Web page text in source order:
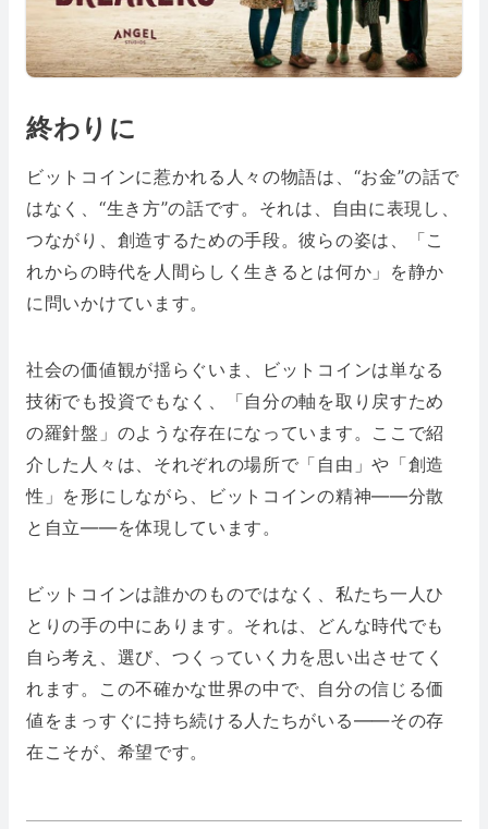
終わりに
ビットコインに惹かれる人々の物語は、“お金”の話で
はなく、“生き方”の話です。それは、自由に表現し、
つながり、創造するための手段。彼らの姿は、「こ
れからの時代を人間らしく生きるとは何か」を静か
に問いかけています。
社会の価値観が揺らぐいま、ビットコインは単なる
技術でも投資でもなく、「自分の軸を取り戻すため
の羅針盤」のような存在になっています。ここで紹
介した人々は、それぞれの場所で「自由」や「創造
性」を形にしながら、ビットコインの精神——分散
と自立——を体現しています。
ビットコインは誰かのものではなく、私たち一人ひ
とりの手の中にあります。それは、どんな時代でも
自ら考え、選び、つくっていく力を思い出させてく
れます。この不確かな世界の中で、自分の信じる価
値をまっすぐに持ち続ける人たちがいる——その存
在こそが、希望です。